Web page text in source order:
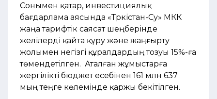
Сонымен қатар, инвестициялық
бағдарлама аясында «Түркістан-Су» МКК
жаңа тарифтік саясат шеңберінде
желілерді қайта құру және жаңғырту
жолымен негізгі құралдардың тозуы 15%-ға
төмендетілген. Аталған жұмыстарға
жергілікті бюджет есебінен 161 млн 637
мың теңге көлемінде қаржы бекітілген.